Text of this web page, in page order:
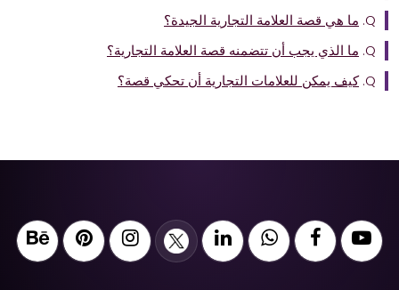
Q. ما هي قصة العلامة التجارية الجيدة؟
Q. ما الذي يجب أن تتضمنه قصة العلامة التجارية؟
Q. كيف يمكن للعلامات التجارية أن تحكي قصة؟